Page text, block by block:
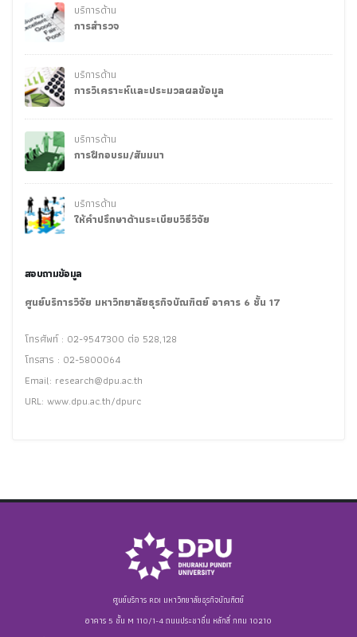
บริการด้าน
การสำรวจ
บริการด้าน
การวิเคราะห์และประมวลผลข้อมูล
บริการด้าน
การฝึกอบรม/สัมมนา
บริการด้าน
ให้คำปรึกษาด้านระเบียบวิธีวิจัย
สอบถามข้อมูล
ศูนย์บริการวิจัย มหาวิทยาลัยธุรกิจบัณฑิตย์ อาคาร 6 ชั้น 17
โทรศัพท์ : 02-9547300 ต่อ 528,128
โทรสาร : 02-5800064
Email: research@dpu.ac.th
URL: www.dpu.ac.th/dpurc
ศูนย์บริการ RDI มหาวิทยาลัยธุรกิจบัณฑิตย์
อาคาร 5 ชั้น M 110/1-4 ถนนประชาชื่น หลักสี่ กทม 10210